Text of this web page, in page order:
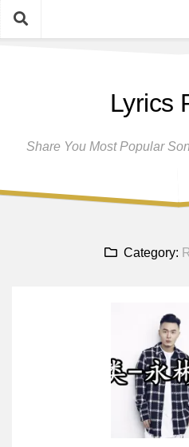
Skip
Disclaimer And Privacy Policy
Lyrics
Share You Most Popular
Category: